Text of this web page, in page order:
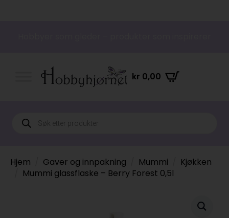
kr 0,00
Products
search
Hjem Gaver og innpakning Mummi
Kjøkken
Mummi glassflaske – Berry Forest 0,5l